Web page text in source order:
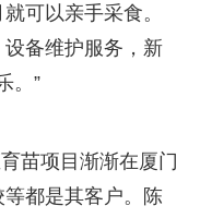
可以亲手采食。
备维护服务，新
。”
苗项目渐渐在厦门
都是其客户。陈